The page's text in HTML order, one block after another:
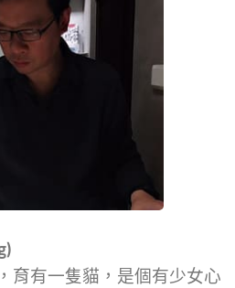
育有一隻貓，是個有少女心